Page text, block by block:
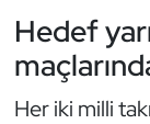
Hedef
Her iki milli